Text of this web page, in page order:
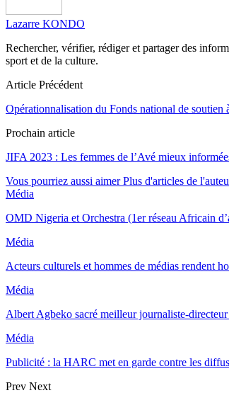
Lazarre KONDO
Rechercher, vérifier, rédiger et partager des
sport et de la culture.
Article Précédent
Opérationnalisation du Fonds national de
Prochain article
JIFA 2023 : Les femmes de l’Avé mieux
Vous pourriez aussi aimer Plus d'articles de
Média
OMD Nigeria et Orchestra (1er réseau Africain
Média
Acteurs culturels et hommes de médias rendent
Média
Albert Agbeko sacré meilleur journaliste-
Média
Publicité : la HARC met en garde contre les
Prev Next